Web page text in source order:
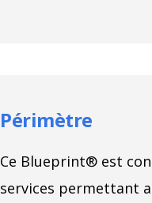
Périmètre
Ce Blueprint® est
services permettant